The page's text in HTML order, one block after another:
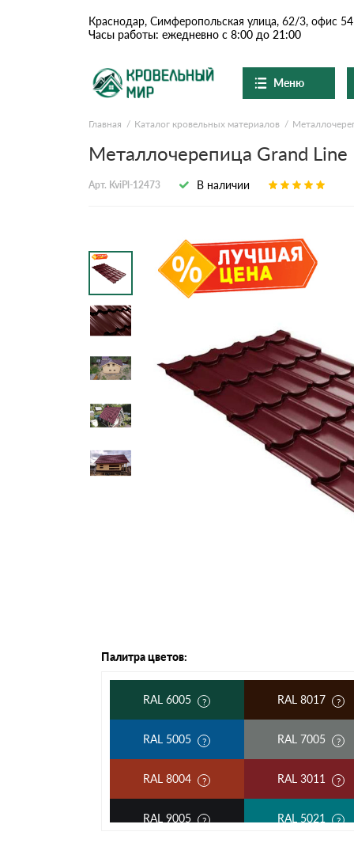
Краснодар, Симферопольская улица, 62/3, офис 54
Часы работы: ежедневно с 8:00 до 21:00
Меню
О компании
Доставка и оплата
Вопросы-ответы
Контакты
Ондулин и шифер
Доборные элементы
Черепица
Шифер
Шифер
Главная Каталог кровельных материалов
Металлочерепица Grand
Арт. KviPl-12473 В наличии
Палитра цветов:
RAL 6005 RAL 8017
RAL 5005 RAL 7005
RAL 8004 RAL 3011
RAL 9005 RAL 5021